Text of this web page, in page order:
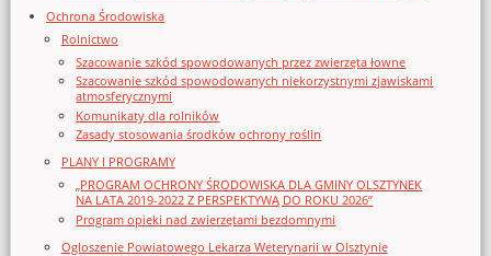
Ochrona Środowiska
Rolnictwo
Szacowanie szkód spowodowanych przez zwierzęta łowne
Szacowanie szkód spowodowanych niekorzystnymi zjawiskami
atmosferycznymi
Komunikaty dla rolników
Zasady stosowania środków ochrony roślin
PLANY I PROGRAMY
„PROGRAM OCHRONY ŚRODOWISKA DLA GMINY OLSZTYNEK
NA LATA 2019-2022 Z PERSPEKTYWĄ DO ROKU 2026”
Program opieki nad zwierzętami bezdomnymi
Ogloszenie Powiatowego Lekarza Weterynarii w Olsztynie